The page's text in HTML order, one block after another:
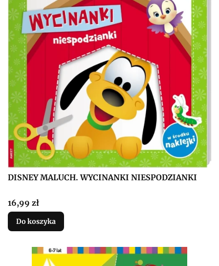
DISNEY MALUCH. WYCINANKI NIESPODZIANKI
Cena
16,99 zł
Do koszyka